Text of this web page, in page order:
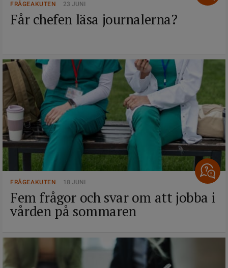
FRÅGEAKUTEN 23 JUNI
Får chefen läsa journalerna?
FRÅGEAKUTEN 18 JUNI
Fem frågor och svar om att jobba i
vården på sommaren